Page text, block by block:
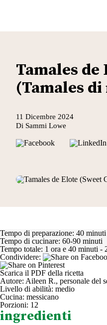
Tamales de
(Tamales
11 Dicembre 2024
Di Sammi Lowe
Tempo di preparazione: 40 minuti
Tempo di cucinare: 60-90 minuti
Tempo totale: 1 ora e 40 minuti -
Condividere:
Scarica il PDF della ricetta
Autore: Aileen R., personale del
Livello di abilità: medio
Cucina: messicano
Porzioni: 12
ingredienti